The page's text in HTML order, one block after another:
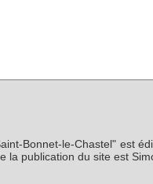
Bonnet-le-Chastel" est
la publication du site est